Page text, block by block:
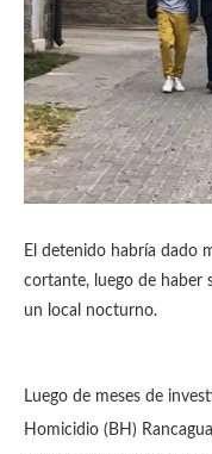
El detenido habría dado
cortante, luego de haber
un local nocturno.
Luego de meses de
Homicidio (BH)